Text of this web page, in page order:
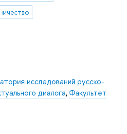
исследований русско-
диалога,Факультет